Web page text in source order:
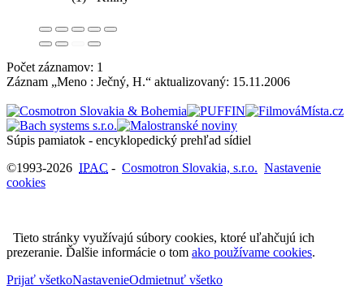
Počet záznamov: 1
Záznam „Meno : Ječný, H.“ aktualizovaný: 15.11.2006
Súpis pamiatok - encyklopedický prehľad sídiel
©1993-2026 IPAC - Cosmotron Slovakia, s.r.o. Nastavenie
cookies
Tieto stránky využívajú súbory cookies, ktoré uľahčujú ich
prezeranie. Ďalšie informácie o tom ako používame cookies.
Prijať všetkoNastavenieOdmietnuť všetko